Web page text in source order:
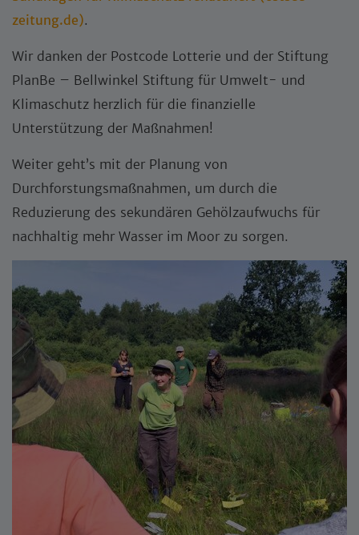
zeitung.de).
Wir danken der Postcode Lotterie und der Stiftung
PlanBe – Bellwinkel Stiftung für Umwelt- und
Klimaschutz herzlich für die finanzielle
Unterstützung der Maßnahmen!
Weiter geht’s mit der Planung von
Durchforstungsmaßnahmen, um durch die
Reduzierung des sekundären Gehölzaufwuchs für
nachhaltig mehr Wasser im Moor zu sorgen.